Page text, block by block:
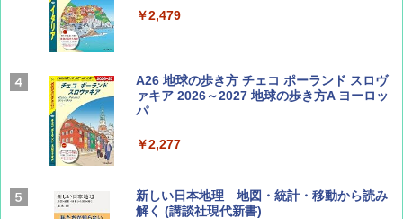
Coyote No.89 特集 星野道夫 夢見る旅
￥1,540
AIRLINE（エアライン）2026年9月号【特
集】ボーイング110周年を祝して！
￥2,479
A26 地球の歩き方 チェコ ポーランド スロヴ
ァキア 2026～2027 地球の歩き方A ヨーロッ
パ
￥2,277
新しい日本地理 地図・統計・移動から読み
解く (講談社現代新書)